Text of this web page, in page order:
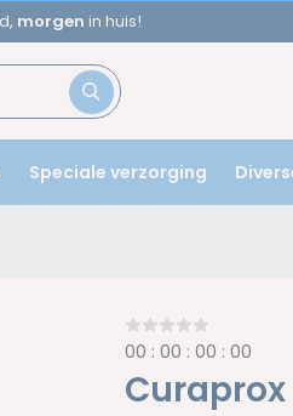
tandartsen
Speciale verzorging
00 :00 :00 :00